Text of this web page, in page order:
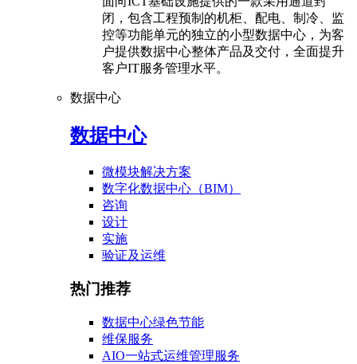
闭，包含工程预制的机柜、配电、制冷、监
控等功能单元的独立的小型数据中心，为客
户提供数据中心整体产品及交付，全面提升
客户IT服务管理水平。
数据中心
数据中心
微模块解决方案
数字化数据中心（BIM）
咨询
设计
实施
验证及运维
热门推荐
数据中心绿色节能
维保服务
AIO一站式运维管理服务